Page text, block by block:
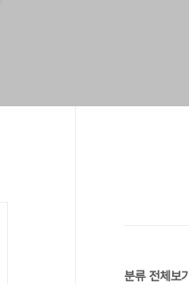
분류 전체보기